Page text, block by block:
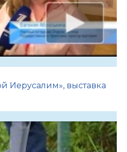
Иерусалим», выставка